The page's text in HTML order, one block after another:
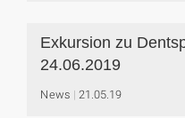
Exkursion zu
24.06.2019
News 21.05.19